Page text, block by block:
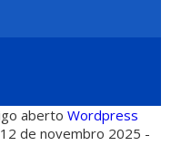
abertoWordpress
de novembro 2025 -